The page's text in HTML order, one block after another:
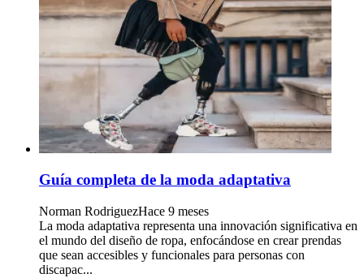
Guía completa de la moda adaptativa
Norman RodriguezHace 9 meses
La moda adaptativa representa una innovación significativa en
el mundo del diseño de ropa, enfocándose en crear prendas
que sean accesibles y funcionales para personas con
discapac...